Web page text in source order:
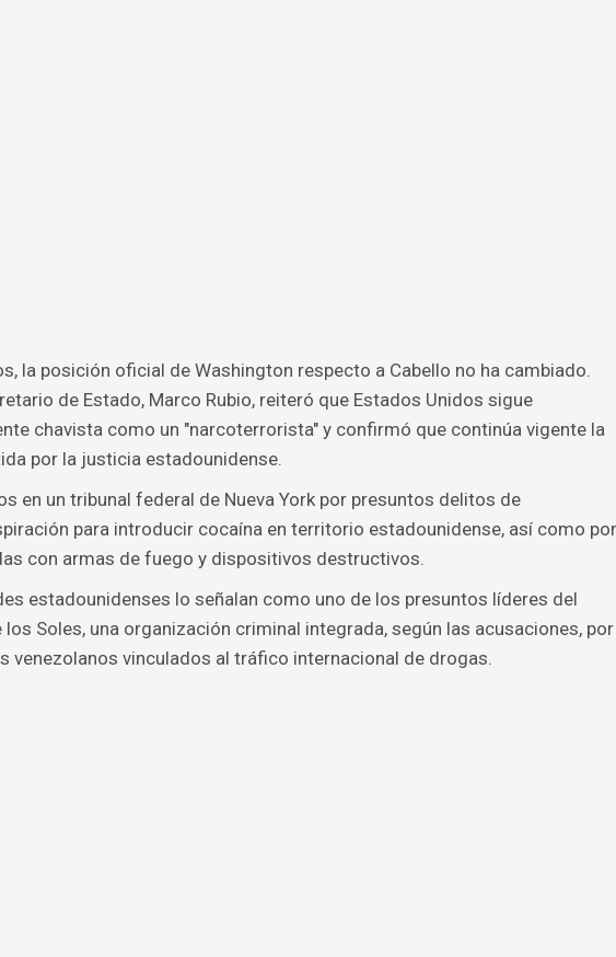
la posición oficial de Washington respecto a Cabello no ha cambiado.
de Estado, Marco Rubio, reiteró que Estados Unidos sigue
chavista como un "narcoterrorista" y confirmó que continúa vigente la
por la justicia estadounidense.
en un tribunal federal de Nueva York por presuntos delitos de
para introducir cocaína en territorio estadounidense, así como por
con armas de fuego y dispositivos destructivos.
estadounidenses lo señalan como uno de los presuntos líderes del
Soles, una organización criminal integrada, según las acusaciones, por
venezolanos vinculados al tráfico internacional de drogas.